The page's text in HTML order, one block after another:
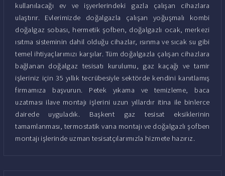
kullanılacağı ev ve işyerlerindeki gazla çalışan cihazlara
ulaştırır. Evlerimizde doğalgazla çalışan yoğuşmalı kombi
doğalgaz sobası, hermetik şofben, doğalgazlı ocak, merkezi
ısıtma sisteminin dahil olduğu cihazlar, ısınma ve sıcak su gibi
temel ihtiyaçlarımızı karşılar. Tüm doğalgazla çalışan cihazlara
bağlanan doğalgaz tesisatı kurulumu, gaz kaçağı ve tamir
işleriniz için 35 yıllık tecrübesiyle sektörde kendini kanıtlamış
firmamıza başvurun. Petek yıkama ve temizleme, baca
uzatması ilave montajı işlerini uzun yıllardır itina ile binlerce
dairede uyguladık. Başkent gaz tesisat eksiklerinin
tamamlanması, termostatik vana montajı ve doğalgazlı şofben
montajı işlerinde uzman tesisatçılarımızla hizmete hazırız.